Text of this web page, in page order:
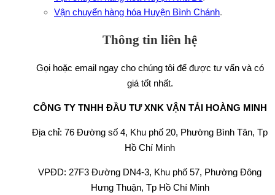
Vận chuyển hàng hóa Huyện Bình Chánh.
Thông tin liên hệ
Gọi hoặc email ngay cho chúng tôi để được tư vấn và có
giá tốt nhất.
CÔNG TY TNHH ĐẦU TƯ XNK VẬN TẢI HOÀNG MINH
Địa chỉ: 76 Đường số 4, Khu phố 20, Phường Bình Tân, Tp
Hồ Chí Minh
VPĐD: 27F3 Đường DN4-3, Khu phố 57, Phường Đông
Hưng Thuận, Tp Hồ Chí Minh